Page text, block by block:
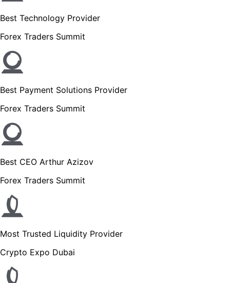
Best Technology Provider
Forex Traders Summit
Best Payment Solutions Provider
Forex Traders Summit
Best CEO Arthur Azizov
Forex Traders Summit
Most Trusted Liquidity Provider
Crypto Expo Dubai